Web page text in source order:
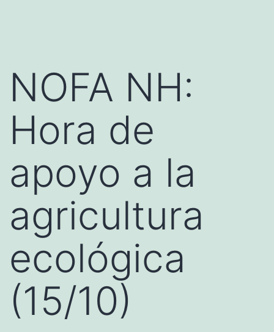
NOFA NH:
Hora de
apoyo a la
agricultura
ecológica
(15/10)